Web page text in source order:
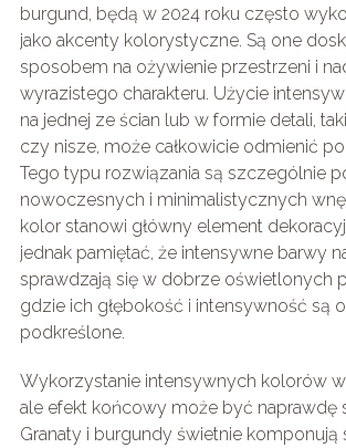
burgund, będą w 2024 roku często
jako akcenty kolorystyczne. Są one
sposobem na ożywienie przestrzeni i
wyrazistego charakteru. Użycie
na jednej ze ścian lub w formie detali,
czy nisze, może całkowicie odmienić
Tego typu rozwiązania są szczególnie
nowoczesnych i minimalistycznych
kolor stanowi główny element
jednak pamiętać, że intensywne barwy
sprawdzają się w dobrze oświetlonych
gdzie ich głębokość i intensywność są
podkreślone.
Wykorzystanie intensywnych kolorów
ale efekt końcowy może być naprawdę
Granaty i burgundy świetnie komponują